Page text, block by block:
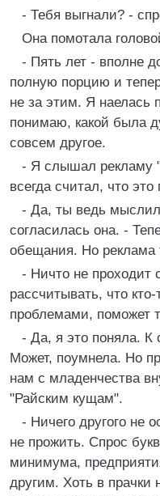
- Тебя выгнали? -
Она помотала
- Пять лет - вполне
полную порцию и
не за этим. Я наелась
понимаю, какой была
совсем другое.
- Я слышал рекламу
всегда считал, что
- Да, ты ведь мыслил
согласилась она. -
обещания. Но реклама
- Ничто не проходит
рассчитывать, что
проблемами, поможет
- Да, я это поняла. К
Может, поумнела. Но
нам с младенчества
"Райским кущам".
- Ничего другого не
не прожить. Спрос
минимума,
другим. Хоть в прачки